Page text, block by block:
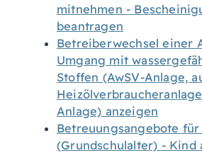
mitnehmen -
beantragen
Betreiberwechsel einer
Umgang mit
Stoffen (AwSV-Anlage,
Anlage) anzeigen
Betreuungsangebote
(Grundschulalter) - Kind